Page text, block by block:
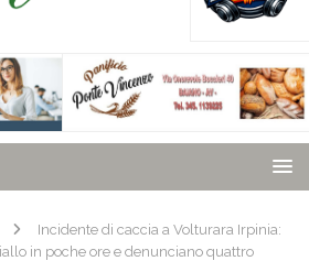
Incidente di caccia a Volturara Irpinia:
in poche ore e denunciano quattro